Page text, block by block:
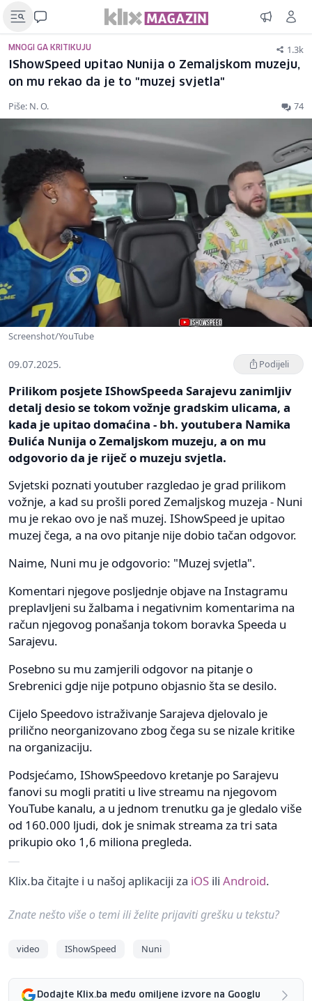
MNOGI GA KRITIKUJU 1.3k
IShowSpeed upitao Nunija o Zemaljskom muzeju,
on mu rekao da je to "muzej svjetla"
Piše: N. O. 74
Screenshot/YouTube
09.07.2025. Podijeli
Prilikom posjete IShowSpeeda Sarajevu zanimljiv
detalj desio se tokom vožnje gradskim ulicama, a
kada je upitao domaćina - bh. youtubera Namika
Đulića Nunija o Zemaljskom muzeju, a on mu
odgovorio da je riječ o muzeju svjetla.
Svjetski poznati youtuber razgledao je grad prilikom
vožnje, a kad su prošli pored Zemaljskog muzeja - Nuni
mu je rekao ovo je naš muzej. IShowSpeed je upitao
muzej čega, a na ovo pitanje nije dobio tačan odgovor.
Naime, Nuni mu je odgovorio: "Muzej svjetla".
Komentari njegove posljednje objave na Instagramu
preplavljeni su žalbama i negativnim komentarima na
račun njegovog ponašanja tokom boravka Speeda u
Sarajevu.
Posebno su mu zamjerili odgovor na pitanje o
Srebrenici gdje nije potpuno objasnio šta se desilo.
Cijelo Speedovo istraživanje Sarajeva djelovalo je
prilično neorganizovano zbog čega su se nizale kritike
na organizaciju.
Podsjećamo, IShowSpeedovo kretanje po Sarajevu
fanovi su mogli pratiti u live streamu na njegovom
YouTube kanalu, a u jednom trenutku ga je gledalo više
od 160.000 ljudi, dok je snimak streama za tri sata
prikupio oko 1,6 miliona pregleda.
Klix.ba čitajte i u našoj aplikaciji za iOS ili Android.
Znate nešto više o temi ili želite prijaviti grešku u tekstu?
video IShowSpeed Nuni
Dodajte Klix.ba među omiljene izvore na Googlu